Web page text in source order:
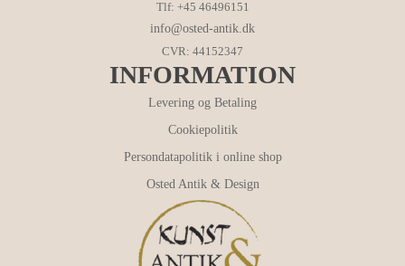
Tlf: +45 46496151
info@osted-antik.dk
CVR: 44152347
INFORMATION
Levering og Betaling
Cookiepolitik
Persondatapolitik i online shop
Osted Antik & Design